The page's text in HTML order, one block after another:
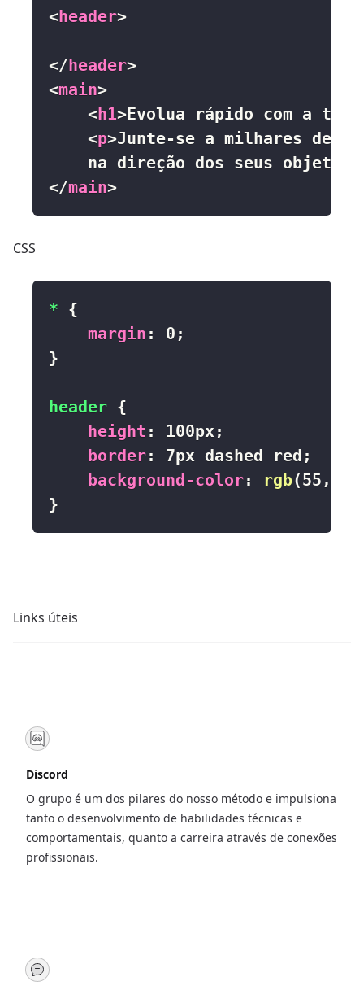
<header>
</header>
<main>
<h1>Evolua rápido com a
<p>
na direção dos seus
</main>
CSS
* {
margin : 0 ;
}
header {
height : 100px;
border: 7px dashed red ;
background-color: rgb(55 ,
}
Links úteis
Discord
O grupo é um dos pilares do nosso método e impulsiona
tanto o desenvolvimento de habilidades técnicas e
comportamentais, quanto a carreira através de conexões
profissionais.